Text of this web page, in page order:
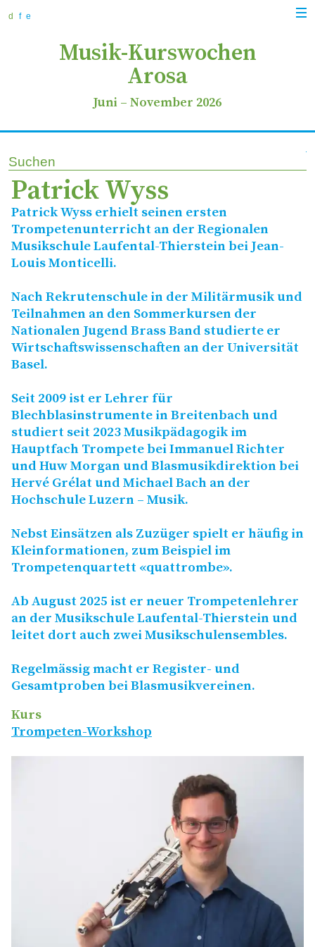
d f e
Musik-Kurswochen
Arosa
Juni – November 2026
Suchen
Patrick Wyss
Patrick Wyss erhielt seinen ersten
Trompetenunterricht an der Regionalen
Musikschule Laufental-Thierstein bei Jean-
Louis Monticelli.
Nach Rekrutenschule in der Militärmusik und
Teilnahmen an den Sommerkursen der
Nationalen Jugend Brass Band studierte er
Wirtschaftswissenschaften an der Universität
Basel.
Seit 2009 ist er Lehrer für
Blechblasinstrumente in Breitenbach und
studiert seit 2023 Musikpädagogik im
Hauptfach Trompete bei Immanuel Richter
und Huw Morgan und Blasmusikdirektion bei
Hervé Grélat und Michael Bach an der
Hochschule Luzern – Musik.
Nebst Einsätzen als Zuzüger spielt er häufig in
Kleinformationen, zum Beispiel im
Trompetenquartett «quattrombe».
Ab August 2025 ist er neuer Trompetenlehrer
an der Musikschule Laufental-Thierstein und
leitet dort auch zwei Musikschulensembles.
Regelmässig macht er Register- und
Gesamtproben bei Blasmusikvereinen.
Kurs
Trompeten-Workshop